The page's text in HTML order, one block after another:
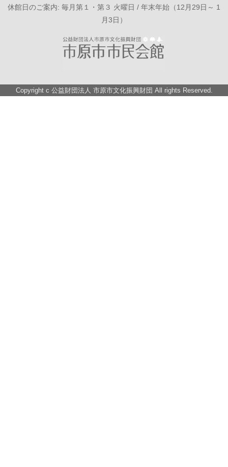
休館日のご案内: 毎月第１・第３ 火曜日 / 年末年始（12月29日～ 1
月3日）
Copyright c 公益財団法人 市原市文化振興財団 All rights Reserved.